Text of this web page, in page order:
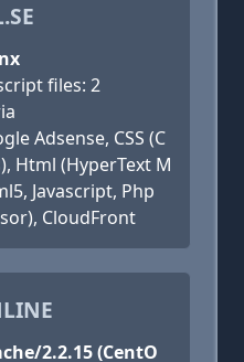
files: 2
Adsense, CSS (C
Html (HyperText M
Javascript, Php
CloudFront
2.2.15 (CentO